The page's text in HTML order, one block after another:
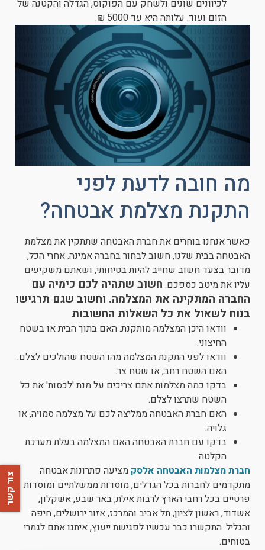
לכיוונים שונים ולשחק עם הפוקוס, הגדלה והקטנה של
הזום ועוד. עלותה היא עד 5000 ₪.
מה חובה לדעת לפני
התקנת מצלמת אבטחה?
כאשר אנחנו בוחרים את חברת האבטחה שתתקין את מצלמת
האבטחה בבית שלנו, חשוב לבחור בחברה אמינה. אחרי הכל,
מדובר בצעד חשוב שחייב להיות בטיחותי, ושאתם משקיעים
עליו את מיטב כספכם. חשוב שתהיה לכם כימיה עם
החברה המתקינה את המצלמה. וחשוב שגם תרגישו
בנוח לשאול את כל השאלות החשובות
וודאו היכן המצלמה מותקנת. האם בתוך הבית או בשטח
החיצוני.
וודאו לפני התקנת המצלמה מהו השטח שהולכים לצלם.
האם השטח רחב, או שטח צר.
בדקו כמה מצלמות אתם צריכים על מנת 'לכסות' את כל
השטח שתרצו לצלם.
האם חברת האבטחה ממליצה לכם על מצלמה סמויה, או
גלויה.
בדקו עם חברת האבטחה האם המצלמה בעלת מערכת
הקלטה.
חברת מצלמות האבטחה אלסק מציעה פתרונות אבטחה
מתקדמים לחברות בכל הגדלים, מוסדות ממשלתיים ומוסדות
פרטיים בכל רחבי הארץ לרבות אילת, באר שבע, אשקלון,
אשדוד, ראשון לציון, תל אביב והמרכז, אזור ירושלים, חיפה
והגליל. התקשרו כבר עכשיו לפגישת ייעוץ, איתנו אתם לגמרי
בטוחים.
צור קשר